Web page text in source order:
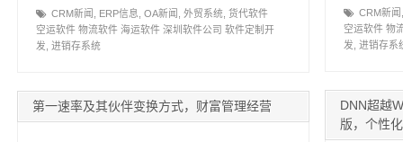
CRM新闻
ERP信息 OA新闻 外贸系统 货代软件
空运软件 物流软件 海运软件 深圳软件公司 软件定制开
发 进销存系统
CRM新闻
空运软件 物
发 进销存系
DNN超越
版，个性
第一速率及其伙伴变换方式，财富管理经营